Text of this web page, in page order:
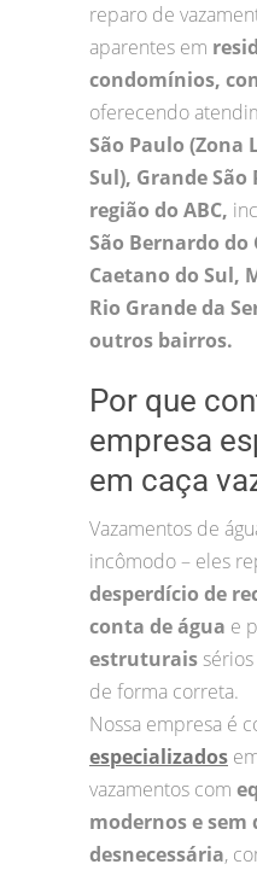
reparo de
aparentes em
condomínios,
oferecendo
São Paulo (Zona
Sul), Grande São
região do ABC,
São Bernardo do
Caetano do Sul,
Rio Grande da
outros bairros.
Por que
empresa
em caça
Vazamentos de
incômodo – eles
desperdício de
conta de água e
estruturais
de forma correta.
Nossa empresa é
especializados
vazamentos com
modernos e sem
desnecessária,